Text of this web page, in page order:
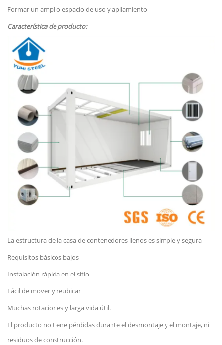
Formar un amplio espacio de uso y apilamiento
Característica de producto:
La estructura de la casa de contenedores llenos es simple y segura
Requisitos básicos bajos
Instalación rápida en el sitio
Fácil de mover y reubicar
Muchas rotaciones y larga vida útil.
El producto no tiene pérdidas durante el desmontaje y el montaje, ni
residuos de construcción.